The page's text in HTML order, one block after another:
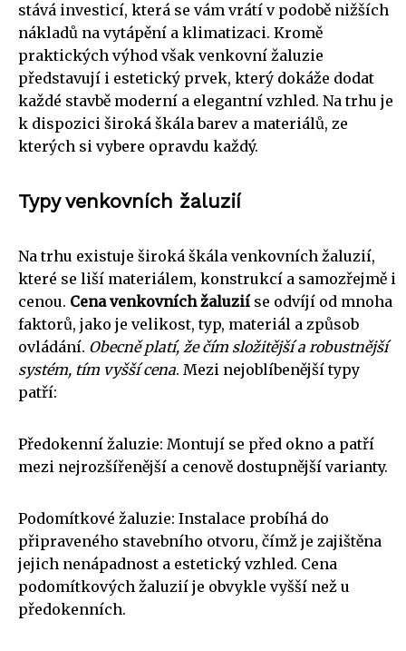
stává investicí, která se vám vrátí v podobě nižších
nákladů na vytápění a klimatizaci. Kromě
praktických výhod však venkovní žaluzie
představují i estetický prvek, který dokáže dodat
každé stavbě moderní a elegantní vzhled. Na trhu je
k dispozici široká škála barev a materiálů, ze
kterých si vybere opravdu každý.
Typy venkovních žaluzií
Na trhu existuje široká škála venkovních žaluzií,
které se liší materiálem, konstrukcí a samozřejmě i
cenou. Cena venkovních žaluzií se odvíjí od mnoha
faktorů, jako je velikost, typ, materiál a způsob
ovládání. Obecně platí, že čím složitější a robustnější
systém, tím vyšší cena. Mezi nejoblíbenější typy
patří:
Předokenní žaluzie: Montují se před okno a patří
mezi nejrozšířenější a cenově dostupnější varianty.
Podomítkové žaluzie: Instalace probíhá do
připraveného stavebního otvoru, čímž je zajištěna
jejich nenápadnost a estetický vzhled. Cena
podomítkových žaluzií je obvykle vyšší než u
předokenních.